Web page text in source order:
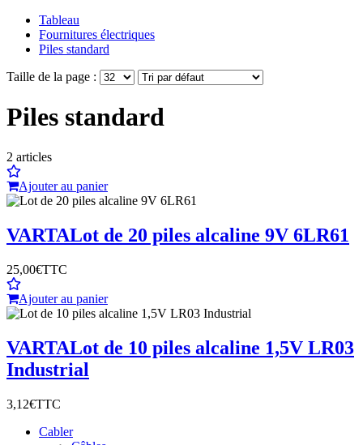
Tableau
Fournitures électriques
Piles standard
Taille de la page :
Piles standard
2 articles
Ajouter au panier
VARTALot de 20 piles alcaline 9V 6LR61
25,00€TTC
Ajouter au panier
VARTALot de 10 piles alcaline 1,5V LR03
Industrial
3,12€TTC
Cabler